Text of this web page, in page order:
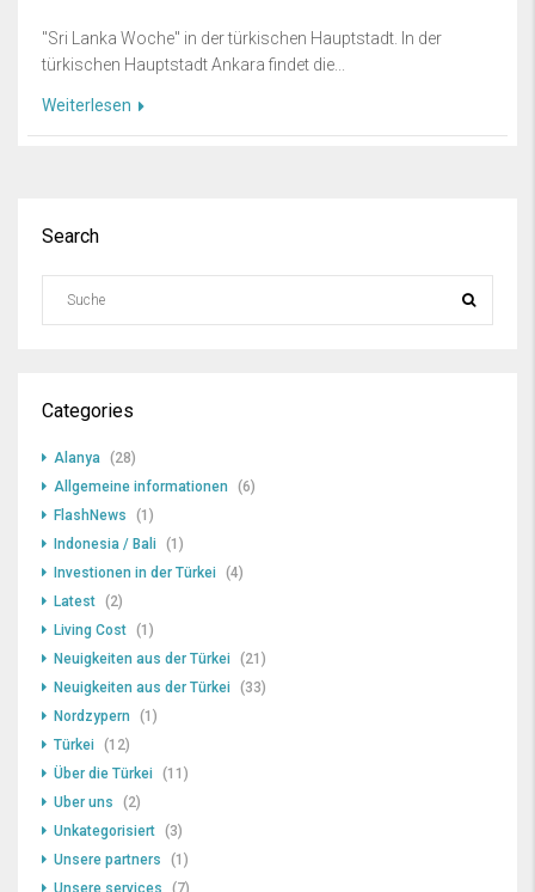
"Sri Lanka Woche" in der türkischen Hauptstadt. In der
türkischen Hauptstadt Ankara findet die...
Weiterlesen
Search
Categories
Alanya (28)
Allgemeine informationen
(6)
FlashNews
(1)
Indonesia / Bali
(1)
Investionen in der Türkei
(4)
Latest (2)
Living Cost (1)
Neuigkeiten aus der Türkei
(21)
Neuigkeiten aus der Türkei
(33)
Nordzypern
(1)
Türkei
(12)
Über die Türkei
(11)
Uber uns
(2)
Unkategorisiert (3)
Unsere partners
(1)
Unsere services
(7)